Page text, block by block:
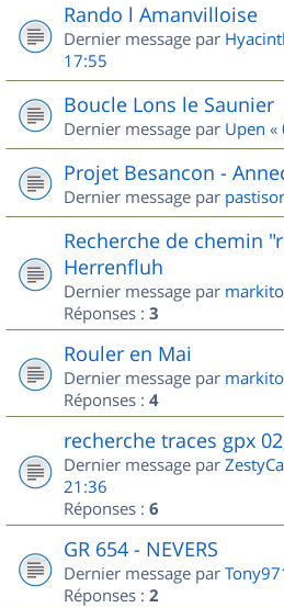
Rando l Amanvilloise
Dernier message par
17:55
Boucle Lons le Saunier
Dernier message par Upen «
Projet Besancon -
Dernier message par
Recherche de chemin
Herrenfluh
Dernier message par
Réponses : 3
Rouler en Mai
Dernier message par
Réponses : 4
recherche traces gpx
Dernier message par
21:36
Réponses : 6
GR 654 - NEVERS
Dernier message par
Réponses : 2